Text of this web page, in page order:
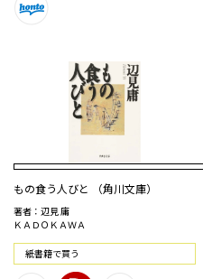
もの食う人びと （角川文庫）
著者：辺見 庸
ＫＡＤＯＫＡＷＡ
紙書籍で買う